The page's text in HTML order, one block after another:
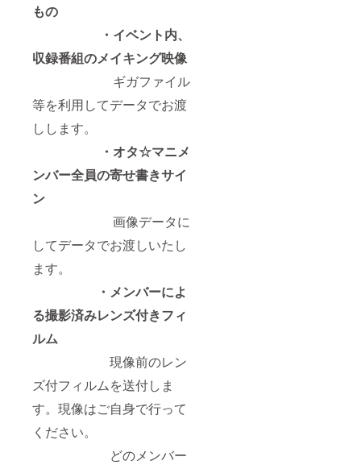
もの
・イベント内、
収録番組のメイキング映像
ギガファイル
等を利用してデータでお渡
しします。
・オタ☆マニメ
ンバー全員の寄せ書きサイ
ン
画像データに
してデータでお渡しいたし
ます。
・メンバーによ
る撮影済みレンズ付きフィ
ルム
現像前のレン
ズ付フィルムを送付しま
す。現像はご自身で行って
ください。
どのメンバー